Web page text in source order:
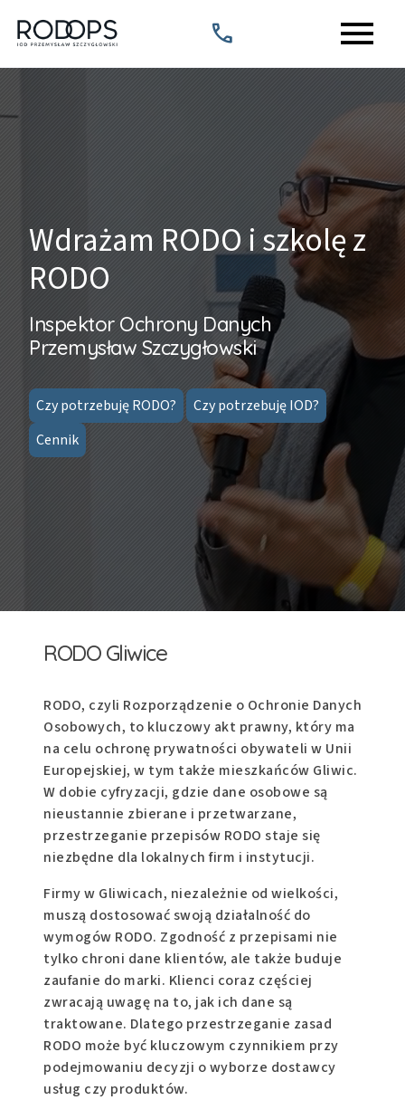
call menu
Wdrażam RODO i szkolę z
RODO
Inspektor Ochrony Danych
Przemysław Szczygłowski
Czy potrzebuję RODO?
Czy potrzebuję IOD?
Cennik
RODO Gliwice
RODO, czyli Rozporządzenie o Ochronie Danych
Osobowych, to kluczowy akt prawny, który ma
na celu ochronę prywatności obywateli w Unii
Europejskiej, w tym także mieszkańców Gliwic.
W dobie cyfryzacji, gdzie dane osobowe są
nieustannie zbierane i przetwarzane,
przestrzeganie przepisów RODO staje się
niezbędne dla lokalnych firm i instytucji.
Firmy w Gliwicach, niezależnie od wielkości,
muszą dostosować swoją działalność do
wymogów RODO. Zgodność z przepisami nie
tylko chroni dane klientów, ale także buduje
zaufanie do marki. Klienci coraz częściej
zwracają uwagę na to, jak ich dane są
traktowane. Dlatego przestrzeganie zasad
RODO może być kluczowym czynnikiem przy
podejmowaniu decyzji o wyborze dostawcy
usług czy produktów.